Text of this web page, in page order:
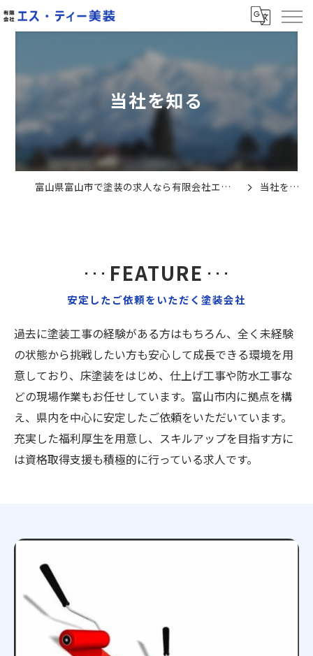
当社を知る
富山県富山市で塗装の求人なら有限会社エス・ティー美装 当社を知る
安定したご依頼をいただく塗装会社
FEATURE
過去に塗装工事の経験がある方はもちろん、全く未経験
の状態から挑戦したい方も安心して成長できる環境を用
意しており、床塗装をはじめ、仕上げ工事や防水工事な
どの現場作業もお任せしています。富山市内に拠点を構
え、県内を中心に安定したご依頼をいただいています。
充実した福利厚生を用意し、スキルアップを目指す方に
は資格取得支援も積極的に行っている求人です。